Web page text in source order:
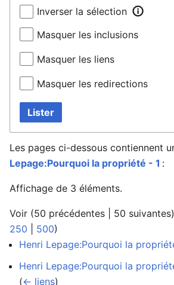
Inverser la sélection
Masquer les inclusions
Masquer les liens
Masquer les redirections
Lister
Les pages ci-dessous contiennent
Lepage:Pourquoi la propriété - 1 :
Affichage de 3 éléments.
Voir (50 précédentes 50 suivantes
250
500)
Henri Lepage:Pourquoi la
Henri Lepage:Pourquoi la
(← liens)